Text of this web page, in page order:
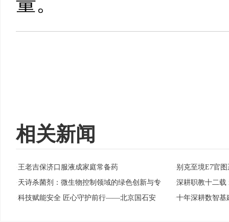
相关新闻
·王老吉保济口服液成家庭常备药 ·别克至境E7官
·天诗杀菌剂：微生物控制领域的绿色创新与专 ·深耕职教十二载
·科技赋能安全 匠心守护前行——北京国石安 ·十年深耕数智基